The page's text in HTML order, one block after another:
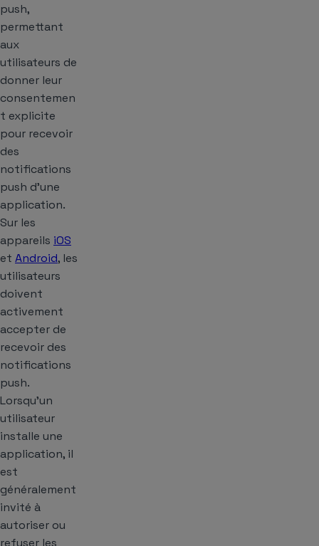
push,
permettant
aux
utilisateurs de
donner leur
consentemen
t explicite
pour recevoir
des
notifications
push d’une
application.
Sur les
appareils iOS
et Android, les
utilisateurs
doivent
activement
accepter de
recevoir des
notifications
push.
Lorsqu’un
utilisateur
installe une
application, il
est
généralement
invité à
autoriser ou
refuser les